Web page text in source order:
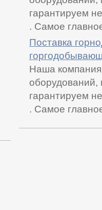
гарантируем
. Самое
Поставка
Наша
гарантируем
. Самое